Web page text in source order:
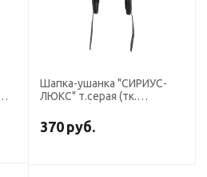
Шапка-ушанка "СИРИУС-
ЛЮКС" т.серая (тк.
370 руб.